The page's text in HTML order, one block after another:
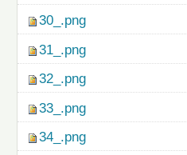
30_.png
31_.png
32_.png
33_.png
34_.png